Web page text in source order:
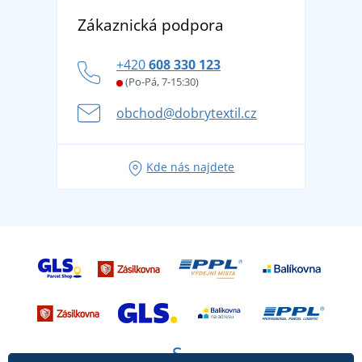
Potisk a výšivka
Věrnostní program BONTIS +
DobrýTextil pro firmy a organizace
tradicí od roku 1976
Letní dobrodružství začíná balením aneb připravte
se na dovolenou bez starostí
Zákaznická podpora
+420608 330 123
(Po-Pá, 7-15:30)
obchod@dobrytextil.cz
Kde nás najdete